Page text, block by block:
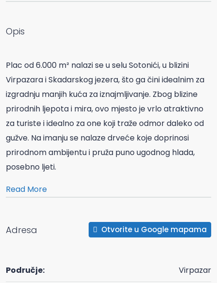
Opis
Plac od 6.000 m² nalazi se u selu Sotonići, u blizini
Virpazara i Skadarskog jezera, što ga čini idealnim za
izgradnju manjih kuća za iznajmljivanje. Zbog blizine
prirodnih ljepota i mira, ovo mjesto je vrlo atraktivno
za turiste i idealno za one koji traže odmor daleko od
gužve. Na imanju se nalaze drveće koje doprinosi
prirodnom ambijentu i pruža puno ugodnog hlada,
posebno ljeti.
Read More
Adresa Otvorite u Google mapama
Područje: Virpazar